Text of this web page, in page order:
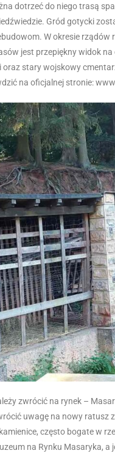
dotrzeć do niego trasą
Gród gotycki
W okresie
jest przepiękny widok
stary wojskowy
na oficjalnej stronie:
zwrócić na rynek –
uwagę na nowy ratusz
często bogate w
na Rynku Masaryka,